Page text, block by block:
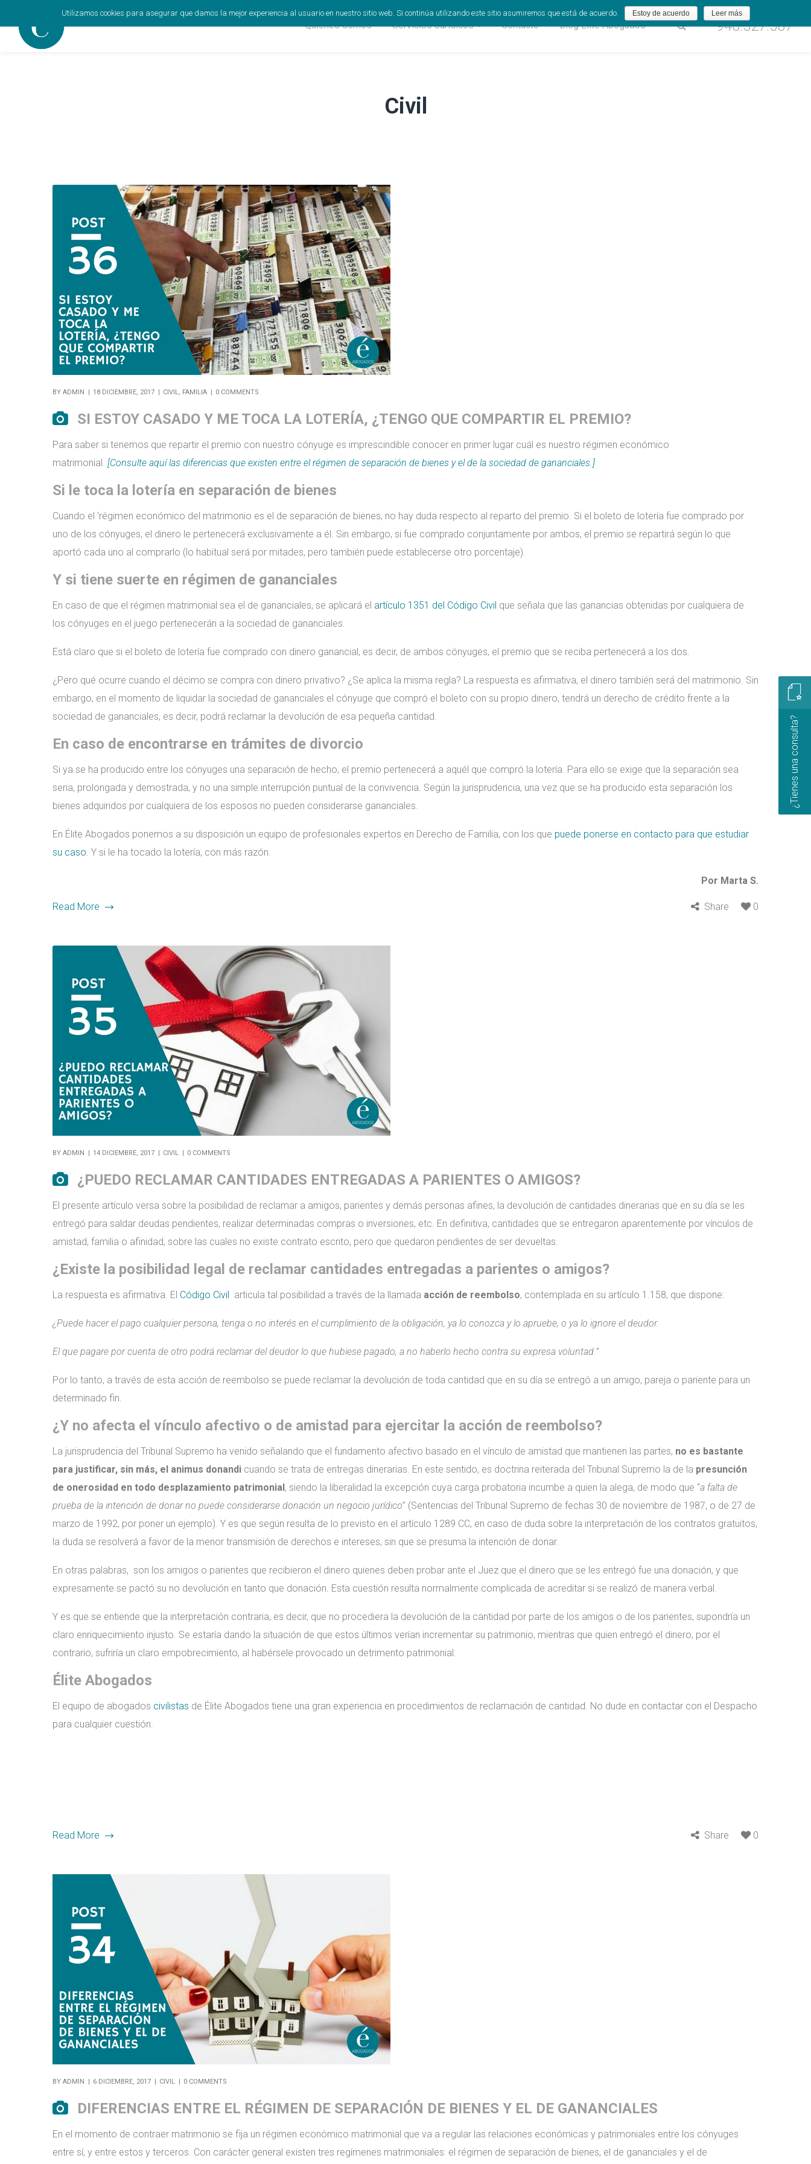
Quiénes somos Servicios Jurídicos Contacto Blog Élite Abogados 946.527.587
Civil
BY ADMIN 18 DICIEMBRE, 2017 CIVIL, FAMILIA 0 COMMENTS
SI ESTOY CASADO Y ME TOCA LA LOTERÍA, ¿TENGO QUE COMPARTIR EL PREMIO?
Para saber si tenemos que repartir el premio con nuestro cónyuge es imprescindible conocer en primer lugar cuál es nuestro régimen económico
matrimonial. [Consulte aquí las diferencias que existen entre el régimen de separación de bienes y el de la sociedad de gananciales.]
Si le toca la lotería en separación de bienes
Cuando el ‘régimen económico del matrimonio es el de separación de bienes, no hay duda respecto al reparto del premio. Si el boleto de lotería fue comprado por
uno de los cónyuges, el dinero le pertenecerá exclusivamente a él. Sin embargo, si fue comprado conjuntamente por ambos, el premio se repartirá según lo que
aportó cada uno al comprarlo (lo habitual será por mitades, pero también puede establecerse otro porcentaje).
Y si tiene suerte en régimen de gananciales
En caso de que el régimen matrimonial sea el de gananciales, se aplicará el artículo 1351 del Código Civil que señala que las ganancias obtenidas por cualquiera de
los cónyuges en el juego pertenecerán a la sociedad de gananciales.
Está claro que si el boleto de lotería fue comprado con dinero ganancial, es decir, de ambos cónyuges, el premio que se reciba pertenecerá a los dos.
¿Pero qué ocurre cuando el décimo se compra con dinero privativo? ¿Se aplica la misma regla? La respuesta es afirmativa, el dinero también será del matrimonio. Sin
embargo, en el momento de liquidar la sociedad de gananciales el cónyuge que compró el boleto con su propio dinero, tendrá un derecho de crédito frente a la
sociedad de gananciales, es decir, podrá reclamar la devolución de esa pequeña cantidad.
En caso de encontrarse en trámites de divorcio
Si ya se ha producido entre los cónyuges una separación de hecho, el premio pertenecerá a aquél que compró la lotería. Para ello se exige que la separación sea
seria, prolongada y demostrada, y no una simple interrupción puntual de la convivencia. Según la jurisprudencia, una vez que se ha producido esta separación los
bienes adquiridos por cualquiera de los esposos no pueden considerarse gananciales.
En Élite Abogados ponemos a su disposición un equipo de profesionales expertos en Derecho de Familia, con los que puede ponerse en contacto para que estudiar
su caso. Y si le ha tocado la lotería, con más razón.
Por Marta S.
Read More Share 0
BY ADMIN 14 DICIEMBRE, 2017 CIVIL 0 COMMENTS
¿PUEDO RECLAMAR CANTIDADES ENTREGADAS A PARIENTES O AMIGOS?
El presente artículo versa sobre la posibilidad de reclamar a amigos, parientes y demás personas afines, la devolución de cantidades dinerarias que en su día se les
entregó para saldar deudas pendientes, realizar determinadas compras o inversiones, etc. En definitiva, cantidades que se entregaron aparentemente por vínculos de
amistad, familia o afinidad, sobre las cuales no existe contrato escrito, pero que quedaron pendientes de ser devueltas.
¿Existe la posibilidad legal de reclamar cantidades entregadas a parientes o amigos?
La respuesta es afirmativa. El Código Civil articula tal posibilidad a través de la llamada acción de reembolso, contemplada en su artículo 1.158, que dispone:
¿Puede hacer el pago cualquier persona, tenga o no interés en el cumplimiento de la obligación, ya lo conozca y lo apruebe, o ya lo ignore el deudor.
El que pagare por cuenta de otro podrá reclamar del deudor lo que hubiese pagado, a no haberlo hecho contra su expresa voluntad.”
Por lo tanto, a través de esta acción de reembolso se puede reclamar la devolución de toda cantidad que en su día se entregó a un amigo, pareja o pariente para un
determinado fin.
¿Y no afecta el vínculo afectivo o de amistad para ejercitar la acción de reembolso?
La jurisprudencia del Tribunal Supremo ha venido señalando que el fundamento afectivo basado en el vínculo de amistad que mantienen las partes, no es bastante
para justificar, sin más, el animus donandi cuando se trata de entregas dinerarias. En este sentido, es doctrina reiterada del Tribunal Supremo la de la presunción
de onerosidad en todo desplazamiento patrimonial, siendo la liberalidad la excepción cuya carga probatoria incumbe a quien la alega, de modo que “a falta de
prueba de la intención de donar no puede considerarse donación un negocio jurídico” (Sentencias del Tribunal Supremo de fechas 30 de noviembre de 1987, o de 27 de
marzo de 1992, por poner un ejemplo). Y es que según resulta de lo previsto en el artículo 1289 CC, en caso de duda sobre la interpretación de los contratos gratuitos,
la duda se resolverá a favor de la menor transmisión de derechos e intereses, sin que se presuma la intención de donar.
En otras palabras, son los amigos o parientes que recibieron el dinero quienes deben probar ante el Juez que el dinero que se les entregó fue una donación, y que
expresamente se pactó su no devolución en tanto que donación. Esta cuestión resulta normalmente complicada de acreditar si se realizó de manera verbal.
Y es que se entiende que la interpretación contraria, es decir, que no procediera la devolución de la cantidad por parte de los amigos o de los parientes, supondría un
claro enriquecimiento injusto. Se estaría dando la situación de que estos últimos verían incrementar su patrimonio, mientras que quien entregó el dinero, por el
contrario, sufriría un claro empobrecimiento, al habérsele provocado un detrimento patrimonial.
Élite Abogados
El equipo de abogados civilistas de Élite Abogados tiene una gran experiencia en procedimientos de reclamación de cantidad. No dude en contactar con el Despacho
para cualquier cuestión.
Read More Share 0
BY ADMIN 6 DICIEMBRE, 2017 CIVIL 0 COMMENTS
DIFERENCIAS ENTRE EL RÉGIMEN DE SEPARACIÓN DE BIENES Y EL DE GANANCIALES
En el momento de contraer matrimonio se fija un régimen económico matrimonial que va a regular las relaciones económicas y patrimoniales entre los cónyuges
entre sí, y entre estos y terceros. Con carácter general existen tres regímenes matrimoniales: el régimen de separación de bienes, el de gananciales y el de
¿Tienes una consulta?
Utilizamos cookies para asegurar que damos la mejor experiencia al usuario en nuestro sitio web. Si continúa utilizando este sitio asumiremos que está de acuerdo. Estoy de acuerdo Leer más